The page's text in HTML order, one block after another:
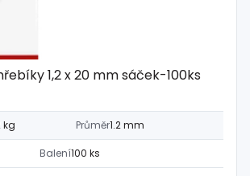
1,2 x 20 mm sáček-100ks
kg Průměr1.2 mm
Balení100 ks